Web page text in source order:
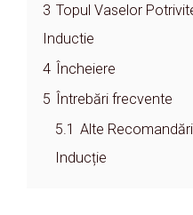
3 Topul Vaselor
Inductie
4 Încheiere
5 Întrebări frecvente
5.1 Alte
Inducție